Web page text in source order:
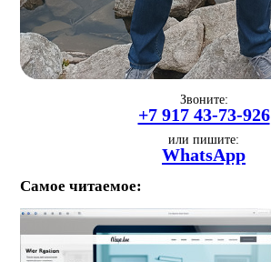
Звоните:
+7 917 43-73-926
или пишите:
WhatsApp
Самое читаемое: